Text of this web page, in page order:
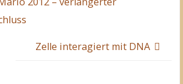
Zelle interagiert mit DNA